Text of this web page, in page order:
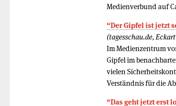
Medienverbund auf
“Der Gipfel ist jetzt
(tagesschau.de,
Im Medienzentrum
Gipfel im
vielen
Verständnis für die
“Das geht jetzt erst